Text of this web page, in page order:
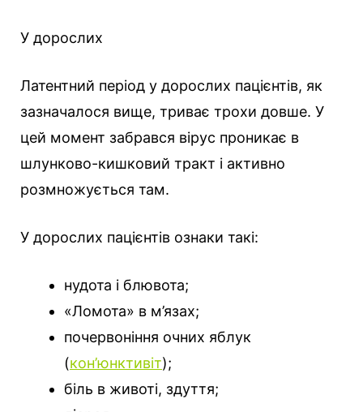
У дорослих
Латентний період у дорослих пацієнтів, як
зазначалося вище, триває трохи довше. У
цей момент забрався вірус проникає в
шлунково-кишковий тракт і активно
розмножується там.
У дорослих пацієнтів ознаки такі:
нудота і блювота;
«Ломота» в м’язах;
почервоніння очних яблук
(кон’юнктивіт);
біль в животі, здуття;